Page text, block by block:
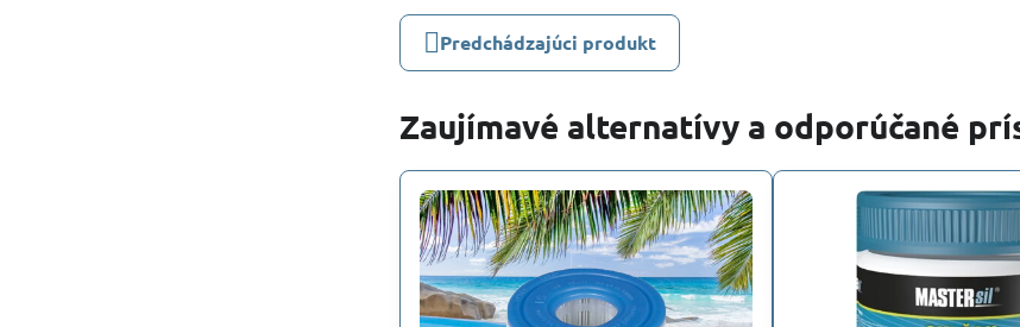
Predchádzajúci produkt
Zaujímavé alternatívy a odporúčané